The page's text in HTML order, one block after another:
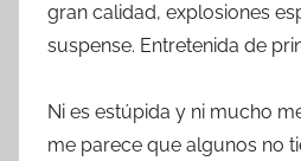
gran calidad, explosiones
suspense. Entretenida de
Ni es estúpida y ni mucho
me parece que algunos no